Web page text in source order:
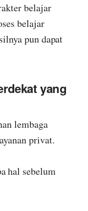
belajar
belajar
pun dapat
yang
lembaga
privat.
hal sebelum